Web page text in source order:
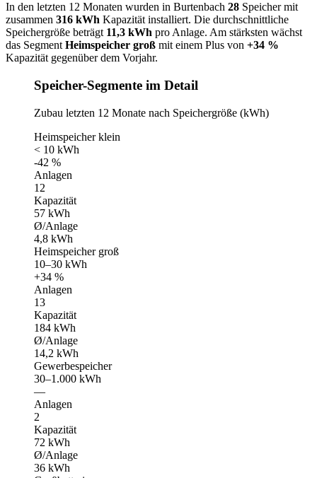
In den letzten 12 Monaten wurden in Burtenbach 28 Speicher mit
zusammen 316 kWh Kapazität installiert. Die durchschnittliche
Speichergröße beträgt 11,3 kWh pro Anlage. Am stärksten wächst
das Segment Heimspeicher groß mit einem Plus von +34 %
Kapazität gegenüber dem Vorjahr.
Speicher-Segmente im Detail
Zubau letzten 12 Monate nach Speichergröße (kWh)
Heimspeicher klein
< 10 kWh
-42 %
Anlagen
12
Kapazität
57 kWh
Ø/Anlage
4,8 kWh
Heimspeicher groß
10–30 kWh
+34 %
Anlagen
13
Kapazität
184 kWh
Ø/Anlage
14,2 kWh
Gewerbespeicher
30–1.000 kWh
—
Anlagen
2
Kapazität
72 kWh
Ø/Anlage
36 kWh